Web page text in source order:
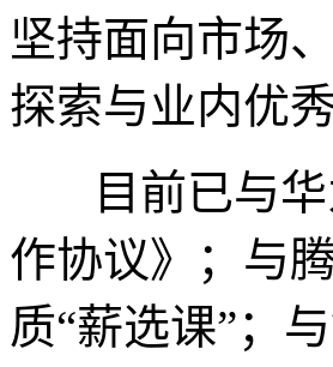
坚持面向市场
探索与业内优
目前已与
作协议》；与
质“薪选课”；